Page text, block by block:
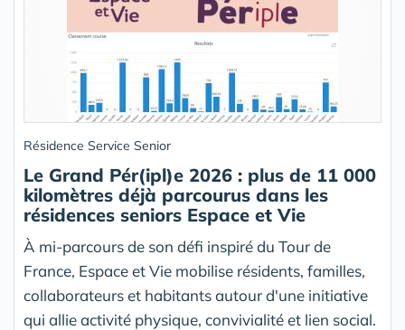
Résidence Service Senior
Le Grand Pér(ipl)e 2026 : plus de 11 000
kilomètres déjà parcourus dans les
résidences seniors Espace et Vie
À mi-parcours de son défi inspiré du Tour de
France, Espace et Vie mobilise résidents, familles,
collaborateurs et habitants autour d'une initiative
qui allie activité physique, convivialité et lien social.